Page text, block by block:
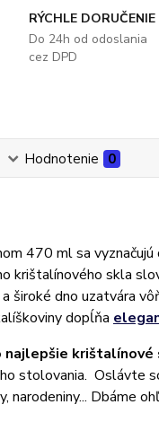
RÝCHLE DORUČENIE
Do 24h od odoslania
cez DPD
Hodnotenie 0
470 ml sa
krištalínového skla
široké dno uzatvára
dopĺňa
najlepšie
stolovania. Oslávte
narodeniny... Dbáme